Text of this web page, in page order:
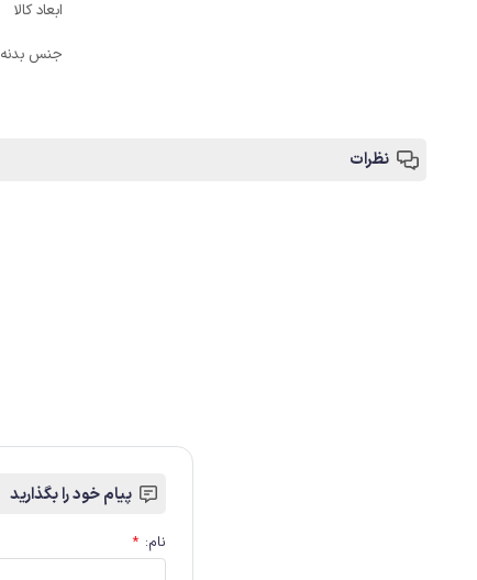
ابعاد کالا
جنس بدنه
نظرات
پیام خود را بگذارید
نام:
*